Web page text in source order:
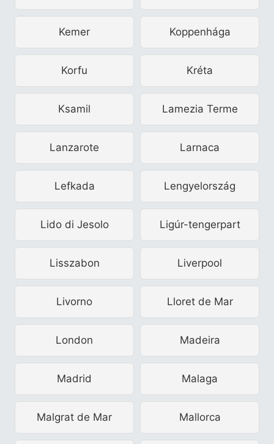
Kemer Koppenhága
Korfu Kréta
Ksamil Lamezia Terme
Lanzarote Larnaca
Lefkada Lengyelország
Lido di Jesolo Ligúr-tengerpart
Lisszabon Liverpool
Livorno Lloret de Mar
London Madeira
Madrid Malaga
Malgrat de Mar Mallorca